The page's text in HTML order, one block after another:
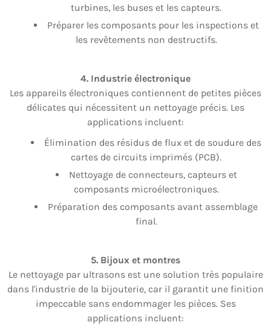
turbines, les buses et les capteurs.
Préparer les composants pour les inspections et
les revêtements non destructifs.
4. Industrie électronique
Les appareils électroniques contiennent de petites pièces
délicates qui nécessitent un nettoyage précis. Les
applications incluent:
Élimination des résidus de flux et de soudure des
cartes de circuits imprimés (PCB).
Nettoyage de connecteurs, capteurs et
composants microélectroniques.
Préparation des composants avant assemblage
final.
5. Bijoux et montres
Le nettoyage par ultrasons est une solution très populaire
dans l'industrie de la bijouterie, car il garantit une finition
impeccable sans endommager les pièces. Ses
applications incluent: